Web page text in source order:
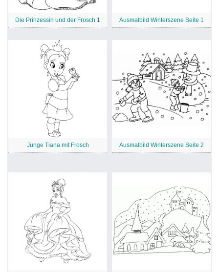
Die Prinzessin und der Frosch 1 Ausmalbild Winterszene Seite 1
Junge Tiana mit Frosch Ausmalbild Winterszene Seite 2